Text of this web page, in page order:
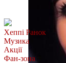
Хеппі Ранок
Музика
Акції
Фан-зона